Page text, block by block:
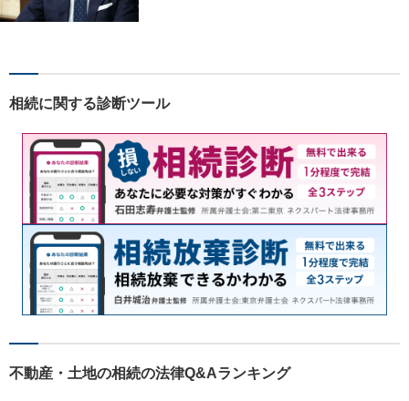
気軽にご相談下さい。
相続に関する診断ツール
不動産・土地の相続の法律Q&Aランキング